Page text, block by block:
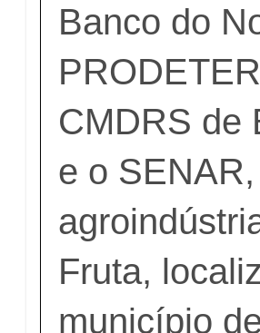
Banco do
CMDRS de
e o
Fruta,
município